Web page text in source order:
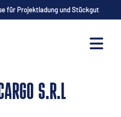
für Projektladung und Stückgut
S.R.L